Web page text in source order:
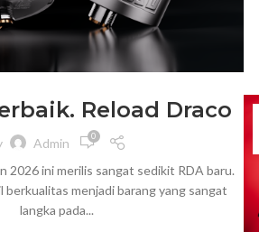
Reload Draco
Admin 0
2026 ini merilis sangat sedikit RDA baru.
berkualitas menjadi barang yang sangat
langka pada...